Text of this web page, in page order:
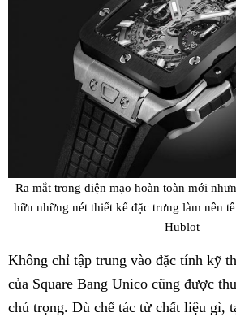
Ra mắt trong diện mạo hoàn toàn mới
hữu những nét thiết kế đặc trưng làm nên
Hublot
Không chỉ tập trung vào đặc tính kỹ
của Square Bang Unico cũng được
chú trọng. Dù chế tác từ chất liệu gì,